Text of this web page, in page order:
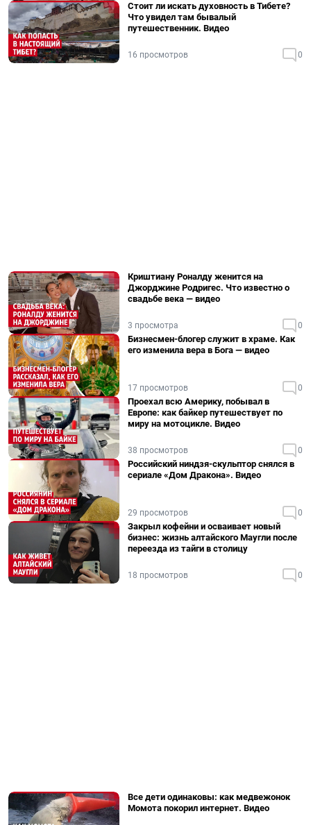
Стоит ли искать духовность в Тибете?
Что увидел там бывалый
путешественник. Видео
16 просмотров 0
Криштиану Роналду женится на
Джорджине Родригес. Что известно о
свадьбе века — видео
3 просмотра 0
Бизнесмен-блогер служит в храме. Как
его изменила вера в Бога — видео
17 просмотров 0
Проехал всю Америку, побывал в
Европе: как байкер путешествует по
миру на мотоцикле. Видео
38 просмотров 0
Российский ниндзя-скульптор снялся в
сериале «Дом Дракона». Видео
29 просмотров 0
Закрыл кофейни и осваивает новый
бизнес: жизнь алтайского Маугли после
переезда из тайги в столицу
18 просмотров 0
Все дети одинаковы: как медвежонок
Момота покорил интернет. Видео